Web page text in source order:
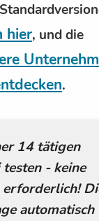
hier, und die
.
14 tätigen
- keine
automatisch